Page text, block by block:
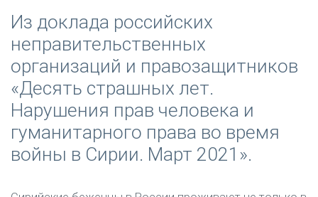
Из доклада российских
неправительственных
организаций и правозащитников
«Десять страшных лет.
Нарушения прав человека и
гуманитарного права во время
войны в Сирии. Март 2021».